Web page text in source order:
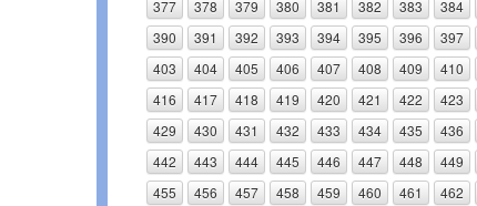
377
378 379 380 381 382 383 384
390
391 392 393 394 395 396 397
403
404 405 406 407 408 409 410
416
417 418 419 420 421 422 423
429
430 431 432 433 434 435 436
442
443 444 445 446 447 448 449
455
456 457 458 459 460 461 462